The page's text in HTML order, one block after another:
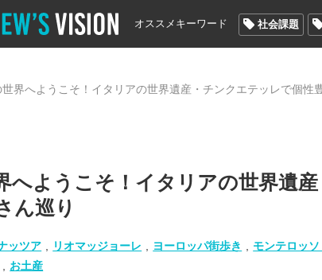
オススメキーワード 社会課題
界へようこそ！イタリアの世界遺産・チンクエテッレで個性
へようこそ！イタリアの世界遺
ん巡り
ッツア リオマッジョーレ ヨーロッパ街歩き モンテロッ
, お土産